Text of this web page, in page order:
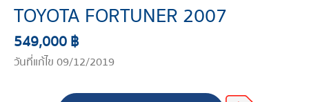
TOYOTA FORTUNER 2007
549,000 ฿
วันที่แก้ไข 09/12/2019